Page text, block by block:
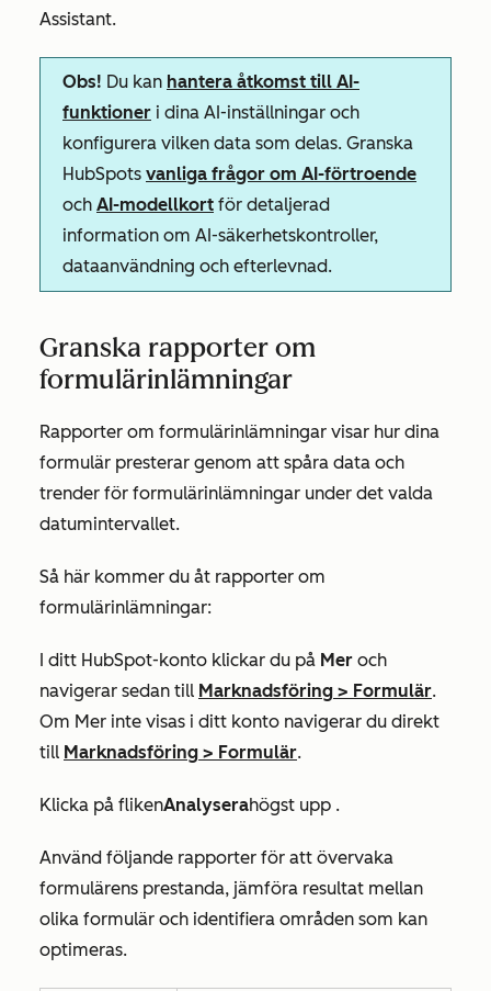
Assistant.
Obs! Du kan hantera åtkomst till AI-
funktioner i dina AI-inställningar och
konfigurera vilken data som delas. Granska
HubSpots vanliga frågor om AI-förtroende
och AI-modellkort för detaljerad
information om AI-säkerhetskontroller,
dataanvändning och efterlevnad.
Granska rapporter om
formulärinlämningar
Rapporter om formulärinlämningar visar hur dina
formulär presterar genom att spåra data och
trender för formulärinlämningar under det valda
datumintervallet.
Så här kommer du åt rapporter om
formulärinlämningar:
I ditt HubSpot-konto klickar du på Mer och
navigerar sedan till Marknadsföring > Formulär.
Om Mer inte visas i ditt konto navigerar du direkt
till Marknadsföring > Formulär.
Klicka på flikenAnalyserahögst upp .
Använd följande rapporter för att övervaka
formulärens prestanda, jämföra resultat mellan
olika formulär och identifiera områden som kan
optimeras.